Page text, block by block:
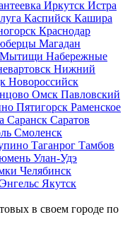
Иркутск Истра
Каспийск Кашира
Краснодар
Магадан
Мытищи Набережные
Нижний
Новороссийск
Омск Павловский
Пятигорск Раменское
Саранск Саратов
Смоленск
Таганрог Тамбов
Улан-Удэ
Челябинск
Энгельс Якутск
в своем городе по